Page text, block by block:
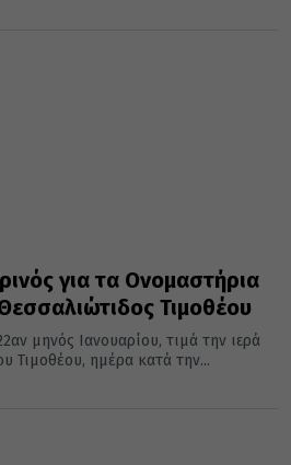
για τα Ονομαστήρια
Τιμοθέου
μηνός Ιανουαρίου, τιμά την ιερά
Τιμοθέου, ημέρα κατά την...